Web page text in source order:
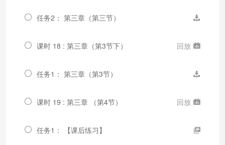
任务2： 第三章（第三节）
课时 18 : 第三章（第3节下） 回放
任务1： 第三章（第3节）
课时 19 : 第三章 （第4节） 回放
任务1： 【课后练习】